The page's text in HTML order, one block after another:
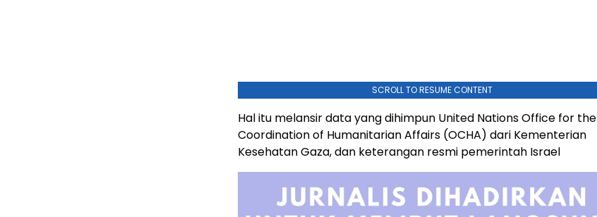
SCROLL TO RESUME CONTENT
Hal itu melansir data yang dihimpun United Nations Office for the
Coordination of Humanitarian Affairs (OCHA) dari Kementerian
Kesehatan Gaza, dan keterangan resmi pemerintah Israel